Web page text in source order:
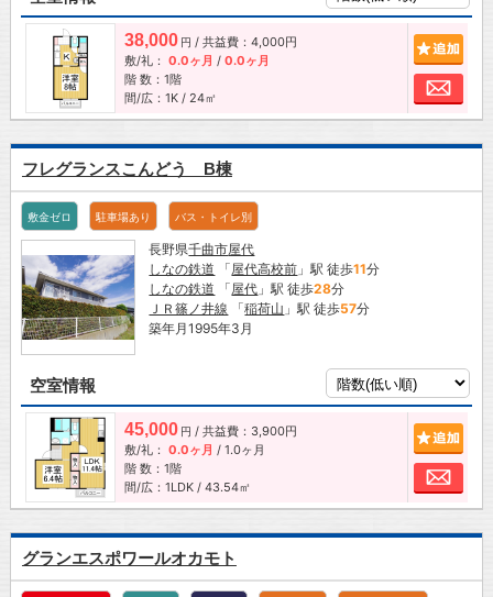
38,000 円 / 共益費：4,000円
敷/礼： 0.0ヶ月 / 0.0ヶ月
階 数：1階
間/広：1K / 24㎡
お
フレグランスこんどう B棟
敷金ゼロ 駐車場あり バス・トイレ別
長野県千曲市屋代
しなの鉄道 「屋代高校前 」駅 徒歩11分
しなの鉄道 「屋代 」駅 徒歩28分
ＪＲ篠ノ井線 「稲荷山 」駅 徒歩57分
築年月1995年3月
空室情報
45,000 円 / 共益費：3,900円
敷/礼： 0.0ヶ月 / 1.0ヶ月
階 数：1階
間/広：1LDK / 43.54㎡
お
グランエスポワールオカモト